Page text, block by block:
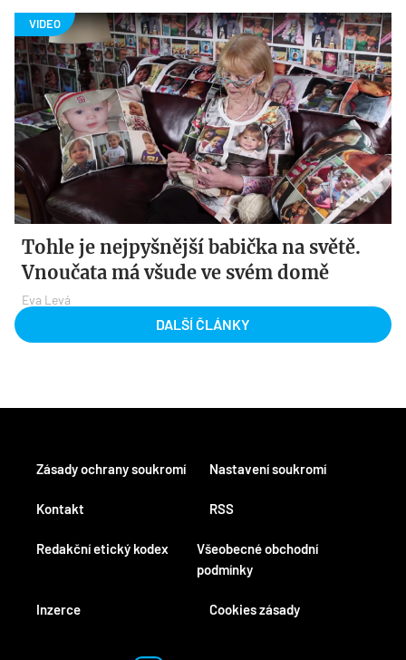
Tohle je nejpyšnější babička na světě.
Vnoučata má všude ve svém domě
Eva Levá
DALŠÍ ČLÁNKY
Kontakt
Redakční etický kodex
Inzerce
RSS
Všeobecné obchodní
podmínky
Cookies zásady
Zásady ochrany soukromí Nastavení soukromí